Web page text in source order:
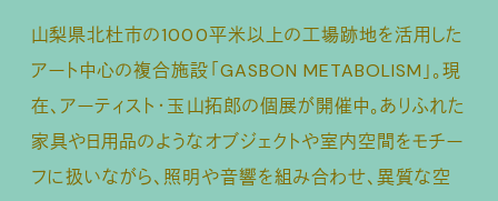
山梨県北杜市の1000平米以上の工場跡地を活用した
アート中心の複合施設「GASBON METABOLISM」。現
在、アーティスト・玉山拓郎の個展が開催中。ありふれた
家具や日用品のようなオブジェクトや室内空間をモチー
フに扱いながら、照明や音響を組み合わせ、異質な空